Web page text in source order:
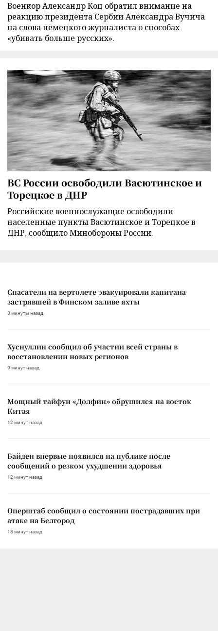
Военкор Александр Коц обратил внимание на
реакцию президента Сербии Александра Вучича
на слова немецкого журналиста о способах
«убивать больше русских».
ВС России освободили Васютинское и
Торецкое в ДНР
Российские военнослужащие освободили
населенные пункты Васютинское и Торецкое в
ДНР, сообщило Минобороны России.
Спасатели на вертолете эвакуировали капитана
застрявшей в Финском заливе яхты
3 минуты назад
Хуснуллин сообщил об участии всей страны в
восстановлении новых регионов
9 минут назад
Мощный тайфун «Долфин» обрушился на восток
Китая
12 минут назад
Байден впервые появился на публике после
сообщений о резком ухудшении здоровья
12 минут назад
Оперштаб сообщил о состоянии пострадавших при
атаке на Белгород
18 минут назад